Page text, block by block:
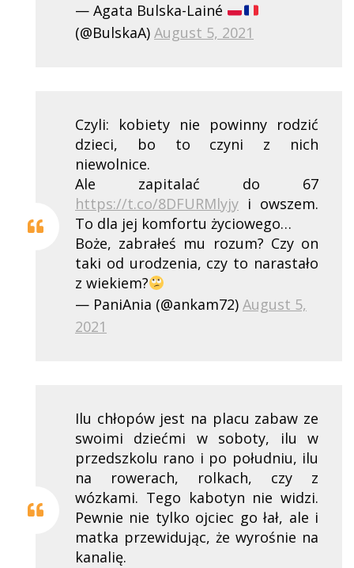
— Agata Bulska-Lainé
(@BulskaA) August 5, 2021
Czyli: kobiety nie powinny rodzić
dzieci, bo to czyni z nich
niewolnice.
Ale zapitalać do 67
https://t.co/8DFURMlyjy i owszem.
To dla jej komfortu życiowego…
Boże, zabrałeś mu rozum? Czy on
taki od urodzenia, czy to narastało
z wiekiem?
— PaniAnia (@ankam72) August 5,
2021
Ilu chłopów jest na placu zabaw ze
swoimi dziećmi w soboty, ilu w
przedszkolu rano i po południu, ilu
na rowerach, rolkach, czy z
wózkami. Tego kabotyn nie widzi.
Pewnie nie tylko ojciec go łał, ale i
matka przewidując, że wyrośnie na
kanalię.